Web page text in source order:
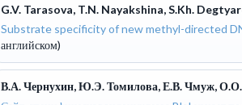
G.V. Tarasova, T.N. Nayakshina, S.Kh.
Substrate specificity of new methyl-directed
английском)
В.А. Чернухин, Ю.Э. Томилова, Е.В. Чмуж, О.О.